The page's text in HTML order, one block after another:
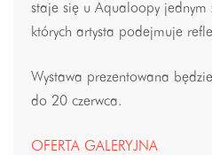
staje się u Aqualoopy jednym
których artysta podejmuje
Wystawa prezentowana
do 20 czerwca.
OFERTA GALERYJNA